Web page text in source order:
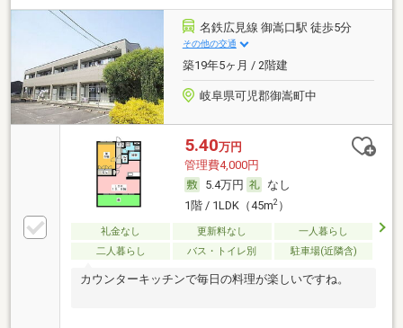
名鉄広見線 御嵩口駅 徒歩5分
その他の交通
築19年5ヶ月 / 2階建
岐阜県可児郡御嵩町中
5.40万円
管理費4,000円
5.4万円
なし
1階 / 1LDK（45m2）
礼金なし 更新料なし
一人暮らし
二人暮らし
バス・トイレ別 駐車場(近隣含)
カウンターキッチンで毎日の料理が楽しいですね。